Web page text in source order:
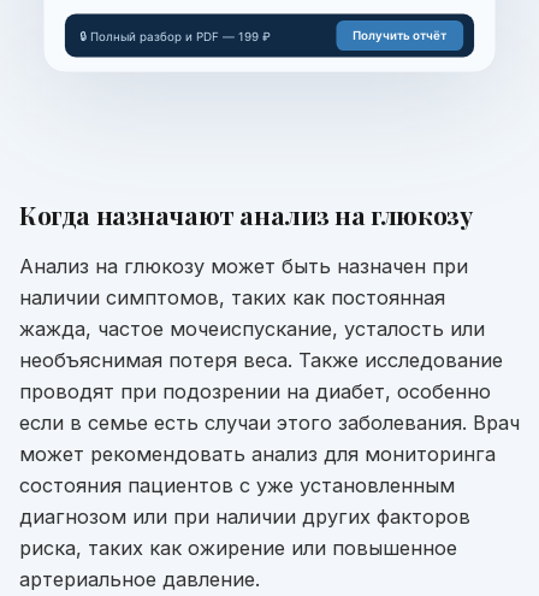
🔒 Полный разбор и PDF — 199 ₽ Получить отчёт
Когда назначают анализ на глюкозу
Анализ на глюкозу может быть назначен при
наличии симптомов, таких как постоянная
жажда, частое мочеиспускание, усталость или
необъяснимая потеря веса. Также исследование
проводят при подозрении на диабет, особенно
если в семье есть случаи этого заболевания. Врач
может рекомендовать анализ для мониторинга
состояния пациентов с уже установленным
диагнозом или при наличии других факторов
риска, таких как ожирение или повышенное
артериальное давление.